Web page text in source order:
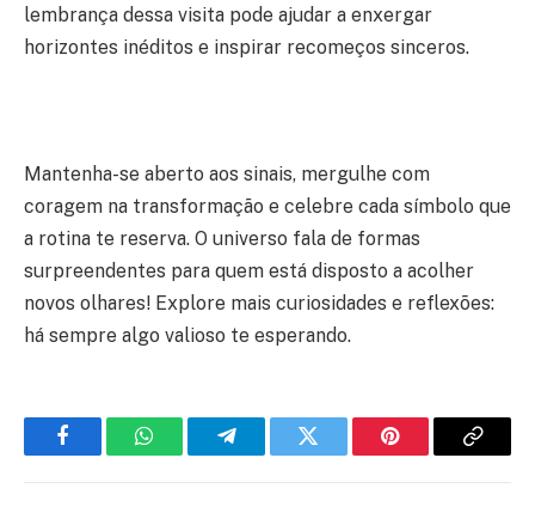
lembrança dessa visita pode ajudar a enxergar
horizontes inéditos e inspirar recomeços sinceros.
Mantenha-se aberto aos sinais, mergulhe com
coragem na transformação e celebre cada símbolo que
a rotina te reserva. O universo fala de formas
surpreendentes para quem está disposto a acolher
novos olhares! Explore mais curiosidades e reflexões:
há sempre algo valioso te esperando.
FacebookWhatsAppTelegramTwitter Pinterest Copy